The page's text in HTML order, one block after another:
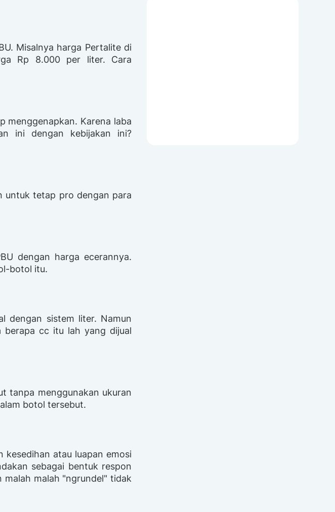
Misalnya harga Pertalite di
Rp 8.000 per liter. Cara
menggenapkan. Karena laba
ini dengan kebijakan ini?
untuk tetap pro dengan para
dengan harga ecerannya.
botol itu.
dengan sistem liter. Namun
cc itu lah yang dijual
tanpa menggunakan ukuran
botol tersebut.
kesedihan atau luapan emosi
sebagai bentuk respon
malah malah "ngrundel" tidak